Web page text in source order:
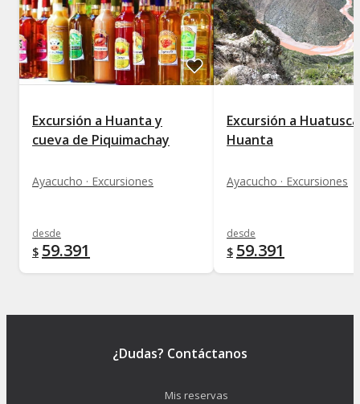
Excursión a Huanta y
cueva de Piquimachay
Ayacucho · Excursiones
desde
$ 59.391
Excursión a
Huanta
Ayacucho · Excursiones
desde
$ 59.391
¿Dudas? Contáctanos
Mis reservas